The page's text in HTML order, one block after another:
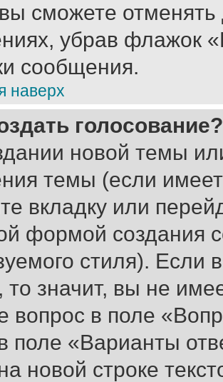
сможете
убрав флажок
сообщения.
наверх
голосование?
новой темы
темы (если
вкладку или
формой создания
стиля). Если
значит, вы не
вопрос в поле
поле «Варианты
новой строке